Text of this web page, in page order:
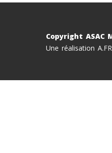
Copyright ASAC
Une réalisation